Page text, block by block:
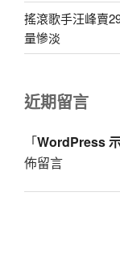
搖滾歌手汪峰賣
量慘淡
近期留言
「WordPress
佈留言